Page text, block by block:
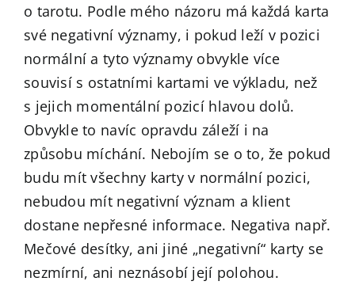
o tarotu. Podle mého názoru má každá karta
své negativní významy, i pokud leží v pozici
normální a tyto významy obvykle více
souvisí s ostatními kartami ve výkladu, než
s jejich momentální pozicí hlavou dolů.
Obvykle to navíc opravdu záleží i na
způsobu míchání. Nebojím se o to, že pokud
budu mít všechny karty v normální pozici,
nebudou mít negativní význam a klient
dostane nepřesné informace. Negativa např.
Mečové desítky, ani jiné „negativní“ karty se
nezmírní, ani neznásobí její polohou.